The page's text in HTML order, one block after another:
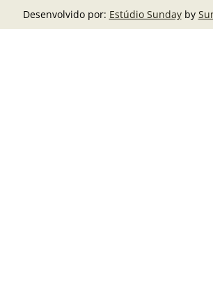
Desenvolvido por: Estúdio Sundayby